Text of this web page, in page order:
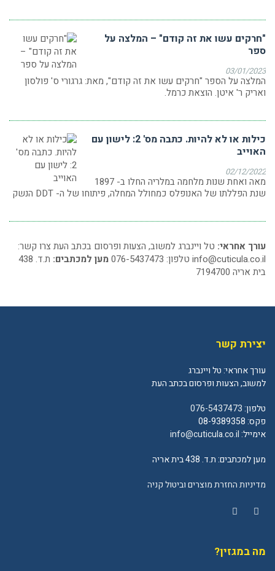
"חרקים עשו את זה קודם" – המלצה על
ספר
03/01/2023
המלצה על הספר "חרקים עשו את זה קודם", מאת: גרגורי ס' פולסון
ואריק ר' איטן. הוצאת כרמל.
כילות או לא להיות. כתבה מס' 2: לישון עם
האוייב
02/12/2022
מאה ואחת שנות מלחמה במלריה החלו ב- 1897
שנת הפללתו של האנופלס כמחולל המחלה, פיתוחו של ה- DDT הנשק
עורך אחראי: טל ויינברג למשוב, הצעות ופרסום בכתב העת צרו קשר:
info@cuticula.co.il טלפון: 076-5437473 מען למכתבים:
ת.ד. 438
בית אריה 7194700
יצירת קשר
עורך אחראי: טל ויינברג
למשוב, הצעות ופרסום בכתב העת
טלפון:076-5437473
פקס: 08-9389358
אימייל:info@cuticula.co.il
מען למכתבים: ת.ד. 438 בית אריה
מדיניות החזרת מוצרים וביטול קניה
מה במגזין?